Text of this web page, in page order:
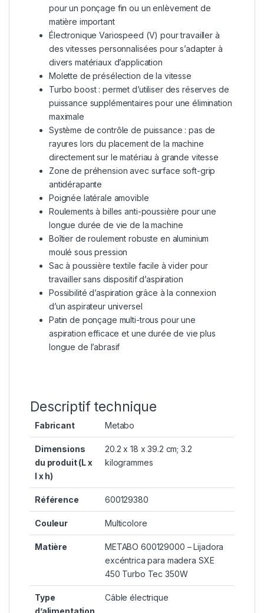
pour un ponçage fin ou un enlèvement de
matière important
Électronique Variospeed (V) pour travailler à
des vitesses personnalisées pour s’adapter à
divers matériaux d’application
Molette de présélection de la vitesse
Turbo boost : permet d’utiliser des réserves de
puissance supplémentaires pour une élimination
maximale
Système de contrôle de puissance : pas de
rayures lors du placement de la machine
directement sur le matériau à grande vitesse
Zone de préhension avec surface soft-grip
antidérapante
Poignée latérale amovible
Roulements à billes anti-poussière pour une
longue durée de vie de la machine
Boîtier de roulement robuste en aluminium
moulé sous pression
Sac à poussière textile facile à vider pour
travailler sans dispositif d’aspiration
Possibilité d’aspiration grâce à la connexion
d’un aspirateur universel
Patin de ponçage multi-trous pour une
aspiration efficace et une durée de vie plus
longue de l’abrasif
Descriptif technique
Fabricant ‎Metabo
Dimensions
du produit (L x
l x h)
‎20.2 x 18 x 39.2 cm; 3.2
kilogrammes
Référence ‎600129380
Couleur ‎Multicolore
Matière
‎METABO 600129000 – Lijadora
excéntrica para madera SXE
450 Turbo Tec 350W
Type
d’alimentation
‎Câble électrique